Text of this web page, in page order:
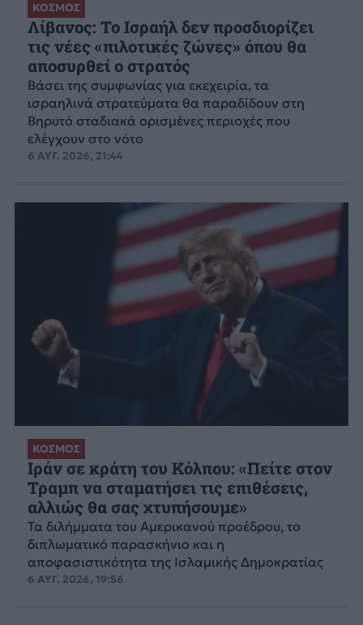
ΚΟΣΜΟΣ
Λίβανος: Το Ισραήλ δεν προσδιορίζει
τις νέες «πιλοτικές ζώνες» όπου θα
αποσυρθεί ο στρατός
Βάσει της συμφωνίας για εκεχειρία, τα
ισραηλινά στρατεύματα θα παραδίδουν στη
Βηρυτό σταδιακά ορισμένες περιοχές που
ελέγχουν στο νότο
6 ΑΥΓ. 2026, 21:44
ΚΟΣΜΟΣ
Ιράν σε κράτη του Κόλπου: «Πείτε στον
Τραμπ να σταματήσει τις επιθέσεις,
αλλιώς θα σας χτυπήσουμε»
Τα διλήμματα του Αμερικανού προέδρου, το
διπλωματικό παρασκήνιο και η
αποφασιστικότητα της Ισλαμικής Δημοκρατίας
6 ΑΥΓ. 2026, 19:56